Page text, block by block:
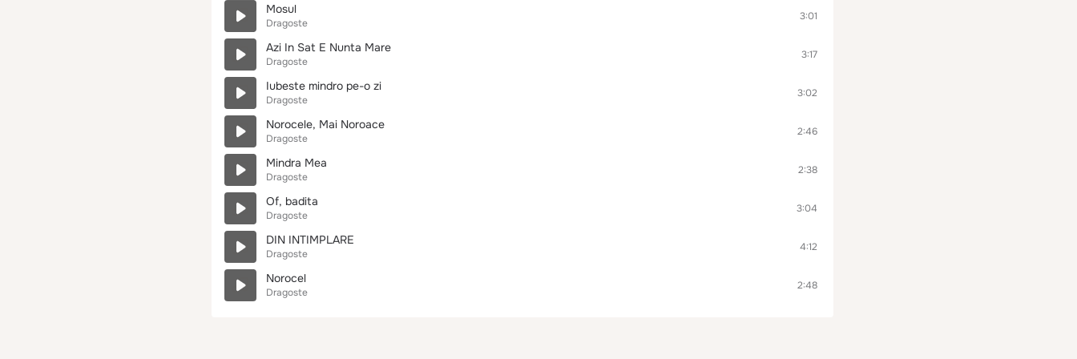
Mosul
Dragoste
3:01
Azi In Sat E Nunta Mare
Dragoste
3:17
Iubeste mindro pe-o zi
Dragoste
3:02
Norocele, Mai Noroace
Dragoste
2:46
Mindra Mea
Dragoste
2:38
Of, badita
Dragoste
3:04
DIN INTIMPLARE
Dragoste
4:12
Norocel
Dragoste
2:48